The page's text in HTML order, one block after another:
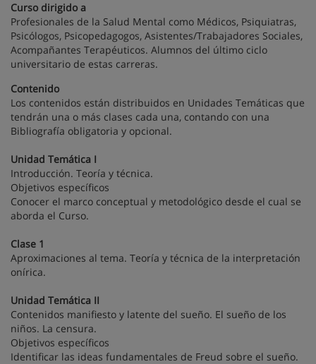
Curso dirigido a
Profesionales de la Salud Mental como Médicos, Psiquiatras,
Psicólogos, Psicopedagogos, Asistentes/Trabajadores Sociales,
Acompañantes Terapéuticos. Alumnos del último ciclo
universitario de estas carreras.
Contenido
Los contenidos están distribuidos en Unidades Temáticas que
tendrán una o más clases cada una, contando con una
Bibliografía obligatoria y opcional.
Unidad Temática I
Introducción. Teoría y técnica.
Objetivos específicos
Conocer el marco conceptual y metodológico desde el cual se
aborda el Curso.
Clase 1
Aproximaciones al tema. Teoría y técnica de la interpretación
onírica.
Unidad Temática II
Contenidos manifiesto y latente del sueño. El sueño de los
niños. La censura.
Objetivos específicos
Identificar las ideas fundamentales de Freud sobre el sueño.